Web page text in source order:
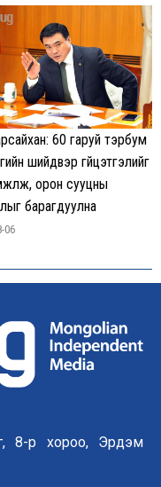
60 гаруй тэрбум
шийдвэр гүйцэтгэлийг
орон сууцны
барагдуулна
06
8-р хороо, Эрдэм